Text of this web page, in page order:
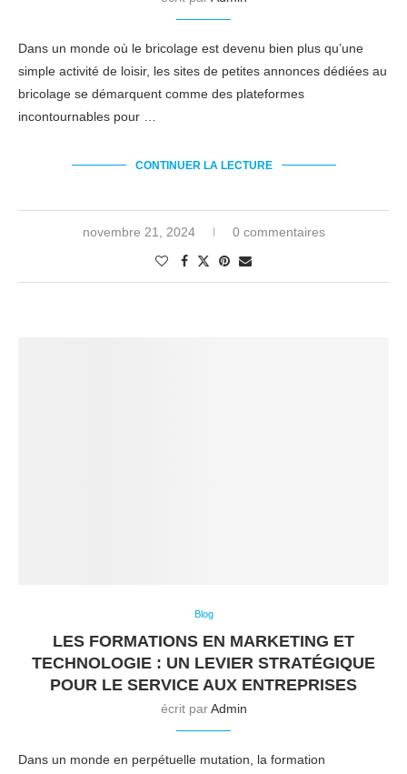
Dans un monde où le bricolage est devenu bien plus qu’une
simple activité de loisir, les sites de petites annonces dédiées au
bricolage se démarquent comme des plateformes
incontournables pour …
CONTINUER LA LECTURE
novembre 21, 2024 0 commentaires
Blog
LES FORMATIONS EN MARKETING ET
TECHNOLOGIE : UN LEVIER STRATÉGIQUE
POUR LE SERVICE AUX ENTREPRISES
écrit parAdmin
Dans un monde en perpétuelle mutation, la formation